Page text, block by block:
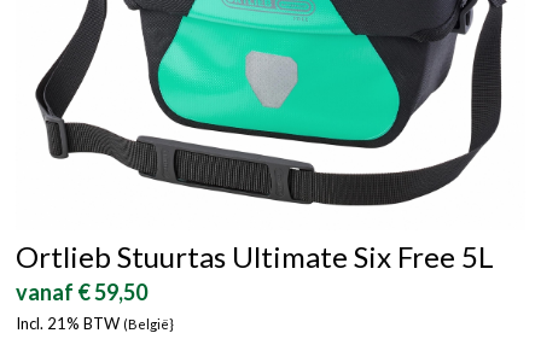
Ortlieb Stuurtas Ultimate Six Free 5L
vanaf € 59,50
Incl. 21% BTW (België}